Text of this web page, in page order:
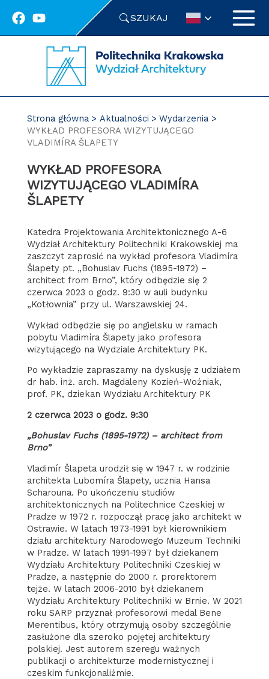
SZUKAJ
Strona główna Aktualności
Wydarzenia
WYKŁAD PROFESORA WIZYTUJĄCEGO
VLADIMÍRA ŠLAPETY
WYKŁAD PROFESORA
WIZYTUJĄCEGO VLADIMÍRA
ŠLAPETY
Katedra Projektowania Architektonicznego A-6
Wydział Architektury Politechniki Krakowskiej ma
zaszczyt zaprosić na wykład profesora Vladimíra
Šlapety pt. „Bohuslav Fuchs (1895-1972) –
architect from Brno”, który odbędzie się 2
czerwca 2023 o godz. 9:30 w auli budynku
„Kotłownia” przy ul. Warszawskiej 24.
Wykład odbędzie się po angielsku w ramach
pobytu Vladimíra Šlapety jako profesora
wizytującego na Wydziale Architektury PK.
Po wykładzie zapraszamy na dyskusję z udziałem
dr hab. inż. arch. Magdaleny Kozień-Woźniak,
prof. PK, dziekan Wydziału Architektury PK
2 czerwca 2023 o godz. 9:30
„Bohuslav Fuchs (1895-1972) – architect from
Brno”
Vladimír Šlapeta urodził się w 1947 r. w rodzinie
architekta Lubomíra Šlapety, ucznia Hansa
Scharouna. Po ukończeniu studiów
architektonicznych na Politechnice Czeskiej w
Pradze w 1972 r. rozpoczął pracę jako architekt w
Ostrawie. W latach 1973-1991 był kierownikiem
działu architektury Narodowego Muzeum Techniki
w Pradze. W latach 1991-1997 był dziekanem
Wydziału Architektury Politechniki Czeskiej w
Pradze, a następnie do 2000 r. prorektorem
tejże. W latach 2006-2010 był dziekanem
Wydziału Architektury Politechniki w Brnie. W 2021
roku SARP przyznał profesorowi medal Bene
Merentibus, który otrzymują osoby szczególnie
zasłużone dla szeroko pojętej architektury
polskiej. Jest autorem szeregu ważnych
publikacji o architekturze modernistycznej i
czeskim funkcjonaliźmie.